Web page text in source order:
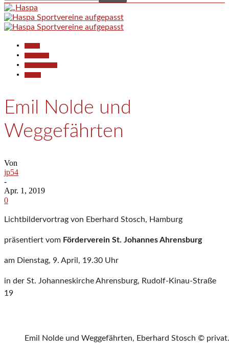
Emil Nolde und
Weggefährten
Von
jp54
-
Apr. 1, 2019
0
Lichtbildervortrag von Eberhard Stosch, Hamburg
präsentiert vom Förderverein St. JohannesAhrensburg
am Dienstag, 9. April, 19.30 Uhr
in der St. Johanneskirche Ahrensburg, Rudolf-Kinau-Straße
19
Emil Nolde und Weggefährten, Eberhard Stosch © privat.